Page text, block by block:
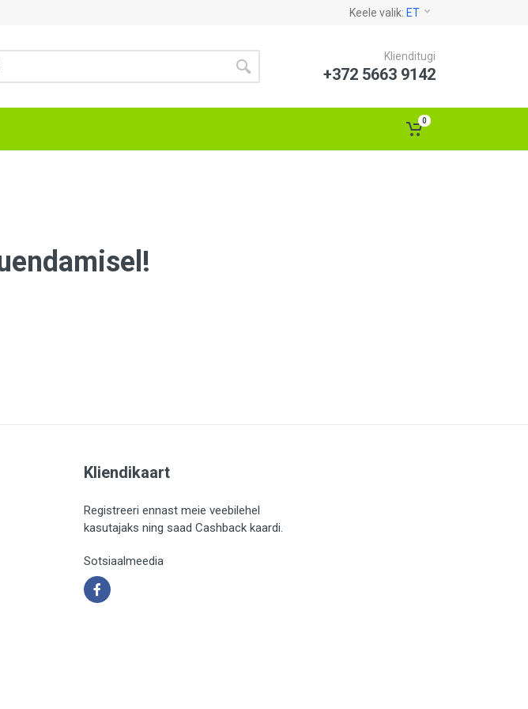
Keele valik: ET
Klienditugi
+372 5663 9142
0
Kliendikaart
Registreeri ennast meie veebilehel
kasutajaks ning saad Cashback kaardi.
Sotsiaalmeedia